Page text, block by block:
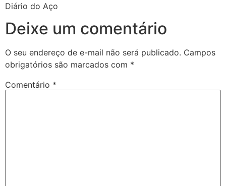
Diário do Aço
Deixe um comentário
O seu endereço de e-mail não será publicado. Campos
obrigatórios são marcados com *
Comentário *